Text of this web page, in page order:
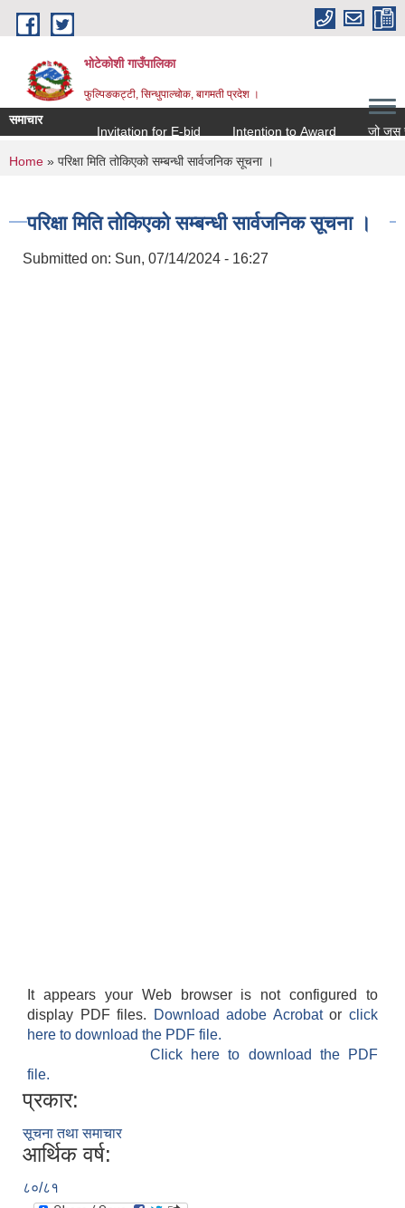
Skip to main content
भोटेकोशी गाउँपालिका
फुल्पिङकट्टी, सिन्धुपाल्चोक, बागमती प्रदेश ।
समाचार
Invitation for E-bid
Intention to Award जो जस संग
You are here
Home » परिक्षा मिति तोकिएको सम्बन्धी सार्वजनिक सूचना ।
परिक्षा मिति तोकिएको सम्बन्धी सार्वजनिक सूचना ।
Submitted on: Sun, 07/14/2024 - 16:27
It appears your Web browser is not configured to
display PDF files.
Download adobe Acrobatorclick
here to download the PDF file.
Click here to download the PDF
file.
प्रकार:
सूचना तथा समाचार
आर्थिक वर्ष:
८०/८१